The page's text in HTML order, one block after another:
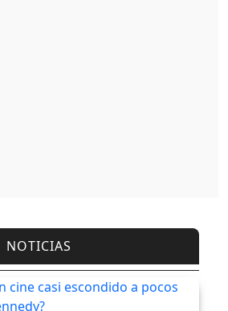
NOTICIAS